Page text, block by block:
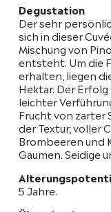
Degustation
Der sehr
sich in dieser
Mischung von
entsteht. Um die
erhalten, liegen
Hektar. Der
leichter
Frucht von zarter
der Textur, voller
Brombeeren und
Gaumen. Seidige
5 Jahre.